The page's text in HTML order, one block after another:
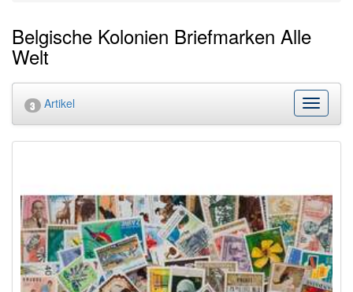
Belgische Kolonien Briefmarken Alle
Welt
3 Artikel